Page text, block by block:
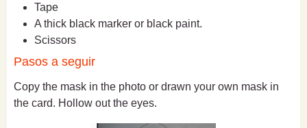
Tape
A thick black marker or black paint.
Scissors
Pasos a seguir
Copy the mask in the photo or drawn your own mask in
the card. Hollow out the eyes.